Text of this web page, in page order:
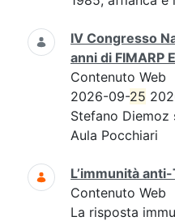
IV Congresso
anni di FIMARP
Contenuto Web
2026-09-25
Stefano Diemoz
Aula Pocchiari
L’immunità
Contenuto Web
La risposta